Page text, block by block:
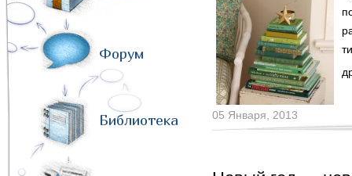
Форум
Библиотека 05 Января, 2013